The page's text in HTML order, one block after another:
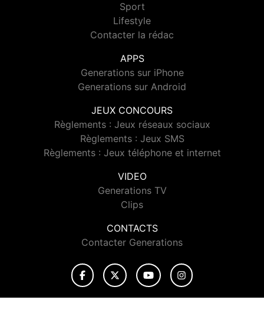
Sport
Lifestyle
Contacter la rédac
APPS
Generations sur iPhone
Generations sur Android
JEUX CONCOURS
Règlements : Jeux réseaux sociaux
Règlements : Jeux SMS
Règlements : Jeux téléphone et internet
VIDEO
Generations TV
Clips
CONTACTS
Contacter Generations